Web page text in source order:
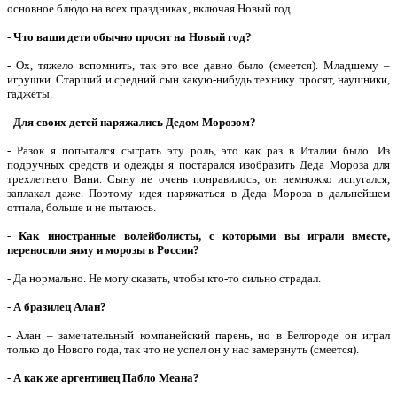
основное блюдо на всех праздниках, включая Новый год.
- Что ваши дети обычно просят на Новый год?
- Ох, тяжело вспомнить, так это все давно было (смеется). Младшему –
игрушки. Старший и средний сын какую-нибудь технику просят, наушники,
гаджеты.
- Для своих детей наряжались Дедом Морозом?
- Разок я попытался сыграть эту роль, это как раз в Италии было. Из
подручных средств и одежды я постарался изобразить Деда Мороза для
трехлетнего Вани. Сыну не очень понравилось, он немножко испугался,
заплакал даже. Поэтому идея наряжаться в Деда Мороза в дальнейшем
отпала, больше и не пытаюсь.
-Как иностранные волейболисты, с которыми вы играли вместе,
переносили зиму и морозы в России?
- Да нормально. Не могу сказать, чтобы кто-то сильно страдал.
- А бразилец Алан?
- Алан – замечательный компанейский парень, но в Белгороде он играл
только до Нового года, так что не успел он у нас замерзнуть (смеется).
- А как же аргентинец Пабло Меана?